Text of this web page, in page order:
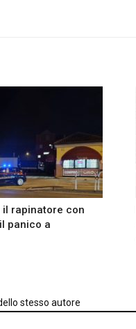
il rapinatore con
panico a
stesso autore